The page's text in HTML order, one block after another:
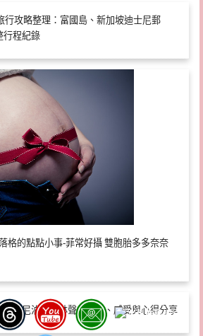
行攻略整理：富國島、新加坡迪士尼郵
行程紀錄
格的點點小事-菲常好攝 雙胞胎多多奈奈
！尼泊爾頌缽聲療體驗、感受與心得分享